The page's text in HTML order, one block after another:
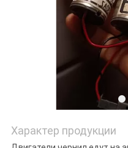
Характер продукции